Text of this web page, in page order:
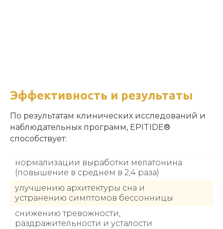
Эффективность и результаты
По результатам клинических исследований и
наблюдательных программ, EPITIDE®
способствует:
нормализации выработки мелатонина
(повышение в среднем в 2,4 раза)
улучшению архитектуры сна и
устранению симптомов бессонницы
снижению тревожности,
раздражительности и усталости